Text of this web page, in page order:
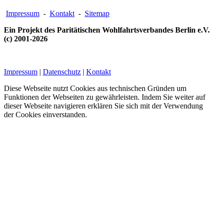
Impressum - Kontakt - Sitemap
Ein Projekt des Paritätischen Wohlfahrtsverbandes Berlin e.V.
(c) 2001-2026
Impressum | Datenschutz | Kontakt
Diese Webseite nutzt Cookies aus technischen Gründen um
Funktionen der Webseiten zu gewährleisten. Indem Sie weiter auf
dieser Webseite navigieren erklären Sie sich mit der Verwendung
der Cookies einverstanden.